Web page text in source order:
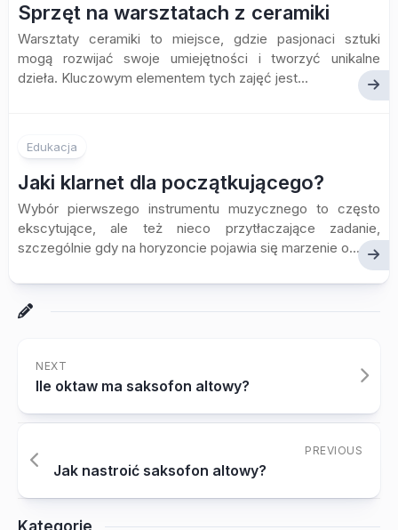
Sprzęt na warsztatach z ceramiki
Warsztaty ceramiki to miejsce, gdzie pasjonaci sztuki
mogą rozwijać swoje umiejętności i tworzyć unikalne
dzieła. Kluczowym elementem tych zajęć jest...
Edukacja
Jaki klarnet dla początkującego?
Wybór pierwszego instrumentu muzycznego to często
ekscytujące, ale też nieco przytłaczające zadanie,
szczególnie gdy na horyzoncie pojawia się marzenie o...
NEXT
Ile oktaw ma saksofon altowy?
PREVIOUS
Jak nastroić saksofon altowy?
Kategorie